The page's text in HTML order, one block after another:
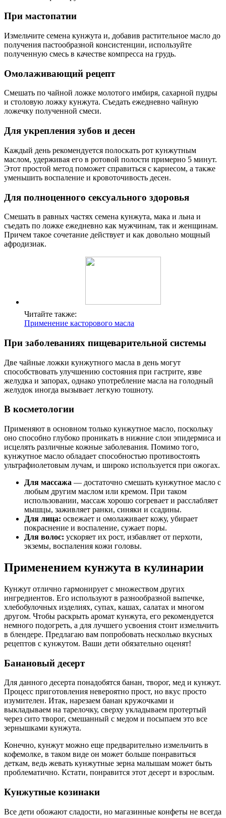
При мастопатии
Измельчите семена кунжута и, добавив растительное масло до
получения пастообразной консистенции, используйте
полученную смесь в качестве компресса на грудь.
Омолаживающий рецепт
Смешать по чайной ложке молотого имбиря, сахарной пудры
и столовую ложку кунжута. Съедать ежедневно чайную
ложечку полученной смеси.
Для укрепления зубов и десен
Каждый день рекомендуется полоскать рот кунжутным
маслом, удерживая его в ротовой полости примерно 5 минут.
Этот простой метод поможет справиться с кариесом, а также
уменьшить воспаление и кровоточивость десен.
Для полноценного сексуального здоровья
Смешать в равных частях семена кунжута, мака и льна и
съедать по ложке ежедневно как мужчинам, так и женщинам.
Причем такое сочетание действует и как довольно мощный
афродизиак.
Читайте также:
Применение касторового масла
При заболеваниях пищеварительной системы
Две чайные ложки кунжутного масла в день могут
способствовать улучшению состояния при гастрите, язве
желудка и запорах, однако употребление масла на голодный
желудок иногда вызывает легкую тошноту.
В косметологии
Применяют в основном только кунжутное масло, поскольку
оно способно глубоко проникать в нижние слои эпидермиса и
исцелять различные кожные заболевания. Помимо того,
кунжутное масло обладает способностью противостоять
ультрафиолетовым лучам, и широко используется при ожогах.
Для массажа — достаточно смешать кунжутное масло с
любым другим маслом или кремом. При таком
использовании, массаж хорошо согревает и расслабляет
мышцы, заживляет ранки, синяки и ссадины.
Для лица: освежает и омолаживает кожу, убирает
покраснение и воспаление, сужает поры.
Для волос: ускоряет их рост, избавляет от перхоти,
экземы, воспаления кожи головы.
Применением кунжута в кулинарии
Кунжут отлично гармонирует с множеством других
ингредиентов. Его используют в разнообразной выпечке,
хлебобулочных изделиях, супах, кашах, салатах и многом
другом. Чтобы раскрыть аромат кунжута, его рекомендуется
немного подогреть, а для лучшего усвоения стоит измельчить
в блендере. Предлагаю вам попробовать несколько вкусных
рецептов с кунжутом. Ваши дети обязательно оценят!
Банановый десерт
Для данного десерта понадобятся банан, творог, мед и кунжут.
Процесс приготовления невероятно прост, но вкус просто
изумителен. Итак, нарезаем банан кружочками и
выкладываем на тарелочку, сверху укладываем протертый
через сито творог, смешанный с медом и посыпаем это все
зернышками кунжута.
Конечно, кунжут можно еще предварительно измельчить в
кофемолке, в таком виде он может больше понравиться
деткам, ведь жевать кунжутные зерна малышам может быть
проблематично. Кстати, понравится этот десерт и взрослым.
Кунжутные козинаки
Все дети обожают сладости, но магазинные конфеты не всегда